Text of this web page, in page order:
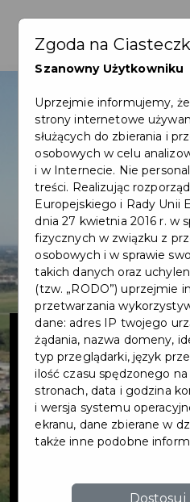
Zgoda na
Szanowny Użytkowniku
Uprzejmie informujemy,
strony internetowe
służących do zbierania i
osobowych w celu
i w Internecie. Nie
treści. Realizując
Europejskiego i Rady Unii
dnia 27 kwietnia 2016 r. w
fizycznych w związku z
osobowych i w sprawie
takich danych oraz
(tzw. „RODO”) uprzejmie
przetwarzania
dane: adres IP twojego
żądania, nazwa domeny,
typ przeglądarki, język
ilość czasu spędzonego
stronach, data i godzina
i wersja systemu
ekranu, dane zbierane w
także inne podobne